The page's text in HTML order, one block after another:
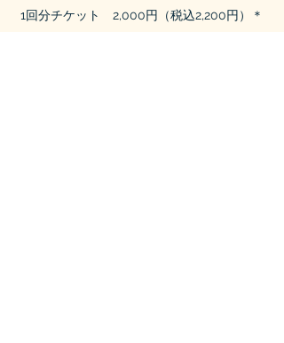
1回分チケット 2,000円（税込2,200円）＊